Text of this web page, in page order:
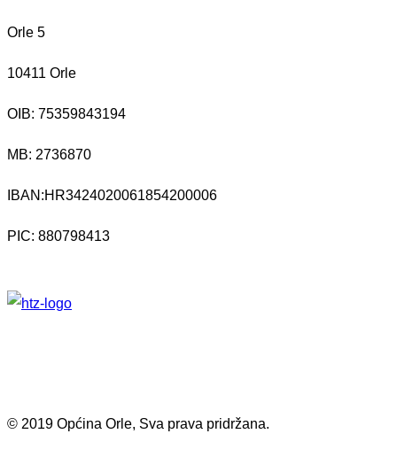
Orle 5
10411 Orle
OIB: 75359843194
MB: 2736870
IBAN:HR3424020061854200006
PIC: 880798413
© 2019 Općina Orle, Sva prava pridržana.